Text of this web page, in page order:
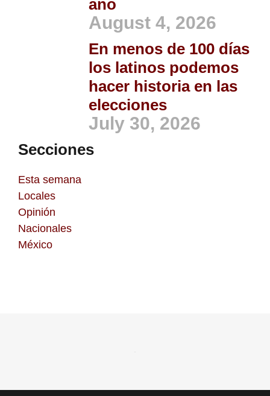
año
August 4, 2026
En menos de 100 días
los latinos podemos
hacer historia en las
elecciones
July 30, 2026
Secciones
Esta semana
Locales
Opinión
Nacionales
México